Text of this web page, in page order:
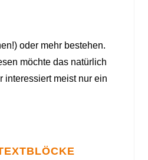
oder mehr bestehen.
möchte das natürlich
interessiert meist nur ein